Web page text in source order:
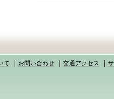
て お問い合わせ 交通アクセス